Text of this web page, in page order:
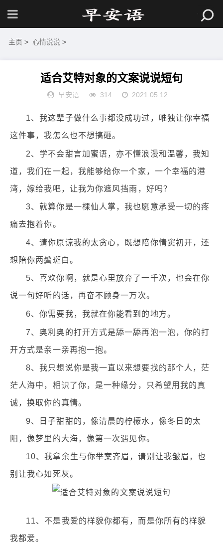
主页 > 心情说说 >
适合艾特对象的文案说说短句
早安语 314 2021.05.12
1、我这辈子做什么事都没成功过，唯独让你幸福
这件事，我怎么也不想搞砸。
2、学不会甜言加蜜语，亦不懂浪漫和温馨，我知
道，我们在一起，我能够给你一个家，一个幸福的港
湾，嫁给我吧，让我为你遮风挡雨，好吗？
3、就算你是一棵仙人掌，我也愿意承受一切的疼
痛去抱着你。
4、请你原谅我的太贪心，既想陪你情窦初开，还
想陪你两鬓斑白。
5、喜欢你啊，就是心里放弃了一千次，也会在你
说一句好听的话，再奋不顾身一万次。
6、你需要我，我就在你能看到的地方。
7、奥利奥的打开方式是舔一舔再泡一泡，你的打
开方式是亲一亲再抱一抱。
8、我只想说你是我一直以来想要找的那个人，茫
茫人海中，相识了你，是一种缘分，只希望用我的真
诚，换取你的真情。
9、日子甜甜的，像清晨的柠檬水，像冬日的太
阳，像梦里的大海，像第一次遇见你。
10、我拿余生与你举案齐眉，请别让我皱眉，也
别让我心如死灰。
11、不是我爱的样貌你都有，而是你所有的样貌
我都爱。